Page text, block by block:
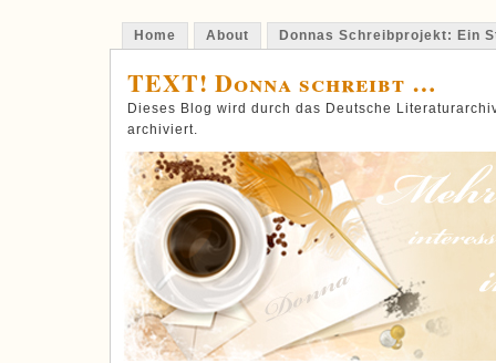
Home About Donnas Schreibprojekt: Ein
TEXT! Donna schreibt …
Dieses Blog wird durch das Deutsche
archiviert.